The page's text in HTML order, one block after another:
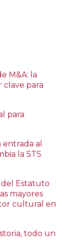
M&A: la
clave para
para
al
la STS
Estatuto
mayores
cultural en
todo un